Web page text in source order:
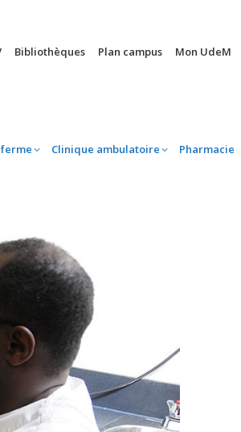
Bibliothèques Plan campus Mon UdeM
Clinique ambulatoire Pharmacie